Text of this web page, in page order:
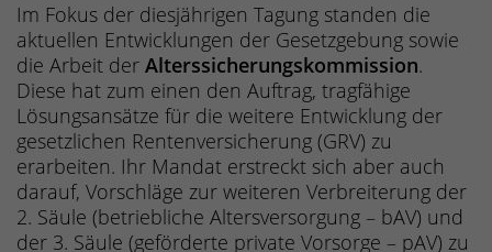
Im Fokus der diesjährigen Tagung standen die
aktuellen Entwicklungen der Gesetzgebung sowie
die Arbeit der Alterssicherungskommission.
Diese hat zum einen den Auftrag, tragfähige
Lösungsansätze für die weitere Entwicklung der
gesetzlichen Rentenversicherung (GRV) zu
erarbeiten. Ihr Mandat erstreckt sich aber auch
darauf, Vorschläge zur weiteren Verbreiterung der
2. Säule (betriebliche Altersversorgung – bAV) und
der 3. Säule (geförderte private Vorsorge – pAV) zu